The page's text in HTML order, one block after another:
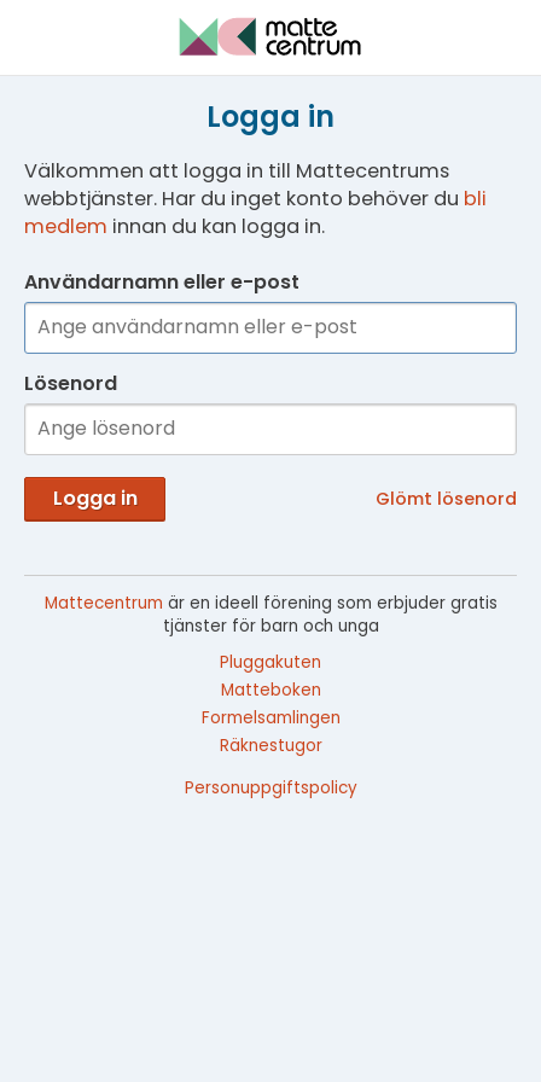
Logga in
Välkommen att logga in till Mattecentrums
webbtjänster. Har du inget konto behöver du bli
medlem innan du kan logga in.
Användarnamn eller e-post
Lösenord
Logga in Glömt lösenord
Mattecentrum är en ideell förening som erbjuder gratis
tjänster för barn och unga
Pluggakuten
Matteboken
Formelsamlingen
Räknestugor
Personuppgiftspolicy